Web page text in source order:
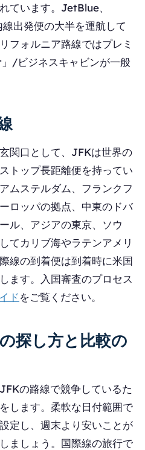
ています。JetBlue、
出発便の大半を運航して
フォルニア路線ではプレミ
/ビジネスキャビンが一般
関口として、JFKは世界の
トップ長距離便を持ってい
ムステルダム、フランクフ
ロッパの拠点、中東のドバ
ル、アジアの東京、ソウ
てカリブ海やラテンアメリ
線の到着便は到着時に米国
ます。入国審査のプロセス
ドをご覧ください。
探し方と比較の
の路線で競争しているた
します。柔軟な日付範囲で
定し、週末より安いことが
ましょう。国際線の旅行で